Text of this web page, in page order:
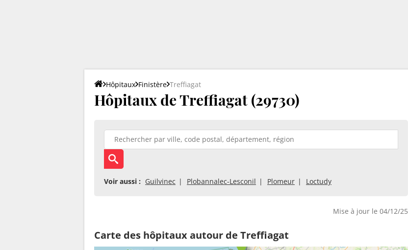
Hôpitaux Finistère Treffiagat
Hôpitaux de Treffiagat (29730)
Voir aussi : Guilvinec Plobannalec-Lesconil Plomeur Loctudy
Mise à jour le 04/12/25
Carte des hôpitaux autour de Treffiagat